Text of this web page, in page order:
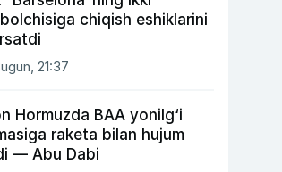
chiqish eshiklarini
21:37
Hormuzda BAA yonilg‘i
raketa bilan hujum
— Abu Dabi